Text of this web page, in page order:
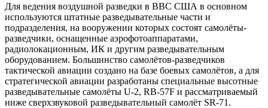
Для ведения воздушной разведки в ВВС США в основном
используются штатные разведывательные части и
подразделения, на вооружении которых состоят самолёты-
разведчики, оснащенные аэрофотоаппаратами,
радиолокационным, ИК и другим разведывательным
оборудованием. Большинство самолётов-разведчиков
тактической авиации создано на базе боевых самолётов, а для
стратегической авиации разработаны специальные высотные
разведывательные самолёты U-2, RB-57F и рассматриваемый
ниже сверхзвуковой разведывательный самолёт SR-71.